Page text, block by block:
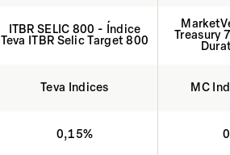
ITBR SELIC 800 - Índice
Teva ITBR Selic Target 800
Treasury
Teva Indices MC
0,15%